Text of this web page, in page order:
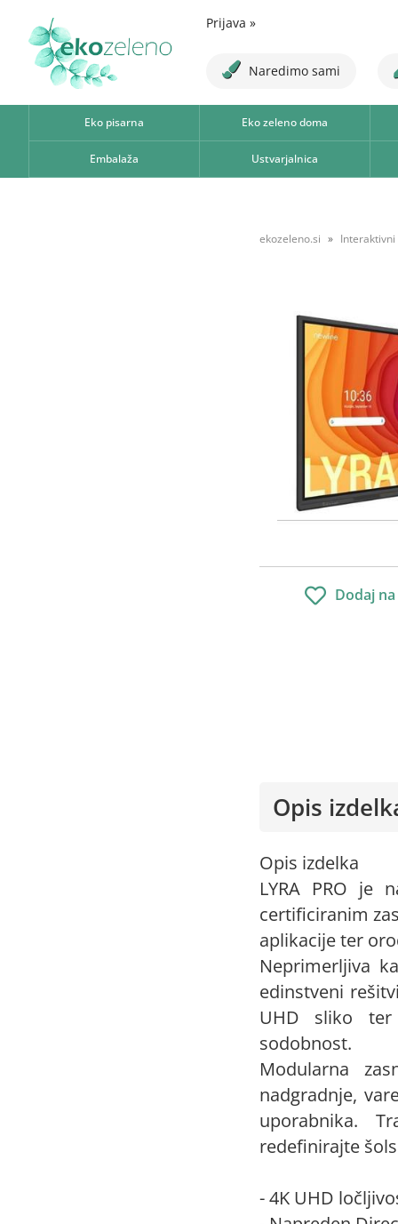
Prijava »
Naredimo sami
Eko pisarna Eko zeleno doma
Embalaža Ustvarjalnica
ekozeleno.si
Dodaj
Opis
Opis izdelka
LYRA PRO je
certificiranim
aplikacije ter
Neprimerljiva
edinstveni
UHD sliko ter
sodobnost.
Modularna
nadgradnje,
uporabnika.
redefinirajte
- 4K UHD